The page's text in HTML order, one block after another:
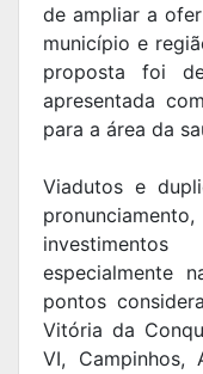
de ampliar a
município e
proposta foi
apresentada
para a área da
Viadutos e
especialmente
pontos
Vitória da
VI, Campinhos,